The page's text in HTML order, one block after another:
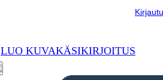
LUO KUVAKÄSIKIRJOITUS